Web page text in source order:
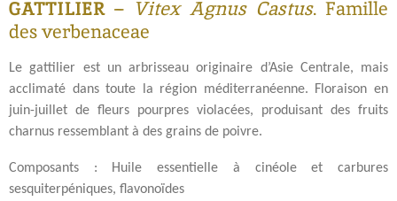
e
e
e
e
GATTILIER – Vitex Agnus Castus. Famille
des verbenaceae
Le gattilier est un arbrisseau originaire d’Asie Centrale, mais
acclimaté dans toute la région méditerranéenne. Floraison en
juin-juillet de fleurs pourpres violacées, produisant des fruits
charnus ressemblant à des grains de poivre.
Composants : Huile essentielle à cinéole et carbures
sesquiterpéniques, flavonoïdes